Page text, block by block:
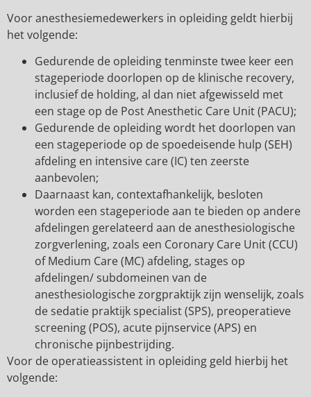
Voor anesthesiemedewerkers in opleiding geldt hierbij
het volgende:
Gedurende de opleiding tenminste twee keer een
stageperiode doorlopen op de klinische recovery,
inclusief de holding, al dan niet afgewisseld met
een stage op de Post Anesthetic Care Unit (PACU);
Gedurende de opleiding wordt het doorlopen van
een stageperiode op de spoedeisende hulp (SEH)
afdeling en intensive care (IC) ten zeerste
aanbevolen;
Daarnaast kan, contextafhankelijk, besloten
worden een stageperiode aan te bieden op andere
afdelingen gerelateerd aan de anesthesiologische
zorgverlening, zoals een Coronary Care Unit (CCU)
of Medium Care (MC) afdeling, stages op
afdelingen/ subdomeinen van de
anesthesiologische zorgpraktijk zijn wenselijk, zoals
de sedatie praktijk specialist (SPS), preoperatieve
screening (POS), acute pijnservice (APS) en
chronische pijnbestrijding.
Voor de operatieassistent in opleiding geld hierbij het
volgende: